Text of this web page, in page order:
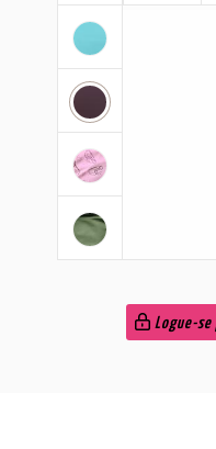
Logue-se